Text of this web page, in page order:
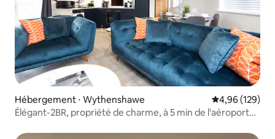
Hébergement ⋅ Wythenshawe Évaluation
4,96 (129)
Élégant-2BR, propriété de charme, à 5 min de l'aéroport